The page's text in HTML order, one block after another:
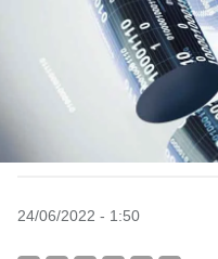
24/06/2022 - 1:50